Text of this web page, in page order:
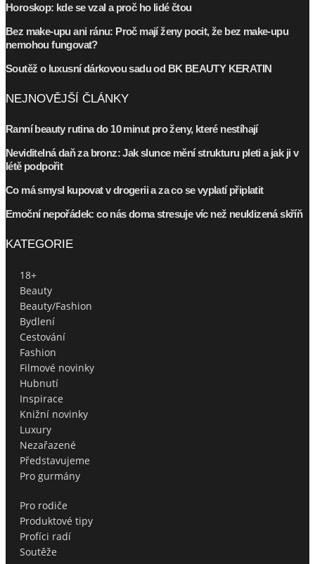
Horoskop: kde se vzal a proč ho lidé čtou
Bez make-upu ani ránu: Proč mají ženy pocit, že bez make-upu
nemohou fungovat?
Soutěž o luxusní dárkovou sadu od BK BEAUTY KERATIN
NEJNOVĚJŠÍ ČLÁNKY
Ranní beauty rutina do 10 minut pro ženy, které nestíhají
Neviditelná daň za bronz: Jak slunce mění strukturu pleti a jak ji v
létě podpořit
Co má smysl kupovat v drogerii a za co se vyplatí připlatit
Emoční nepořádek: co nás doma stresuje víc než neuklizená skříň
KATEGORIE
18+
Beauty
Beauty/Fashion
Bydlení
Cestování
Fashion
Filmové novinky
Hubnutí
Inspirace
Knižní novinky
Luxury
Nezařazené
Představujeme
Pro gurmány
Pro rodiče
Produktové tipy
Profíci radí
Soutěže